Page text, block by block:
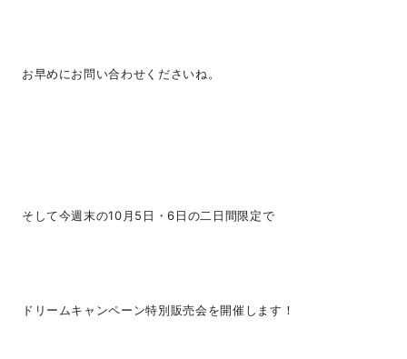
お早めにお問い合わせくださいね。
そして今週末の10月5日・6日の二日間限定で
ドリームキャンペーン特別販売会を開催します！